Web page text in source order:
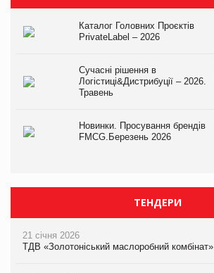
Каталог Головних Проєктів
PrivateLabel – 2026
Сучасні рішення в
Логістиці&Дистрибуції – 2026.
Травень
Новинки. Просування брендів
FMCG.Березень 2026
ТЕНДЕРИ
21 січня 2026
ТДВ «Золотоніський маслоробний комбінат»